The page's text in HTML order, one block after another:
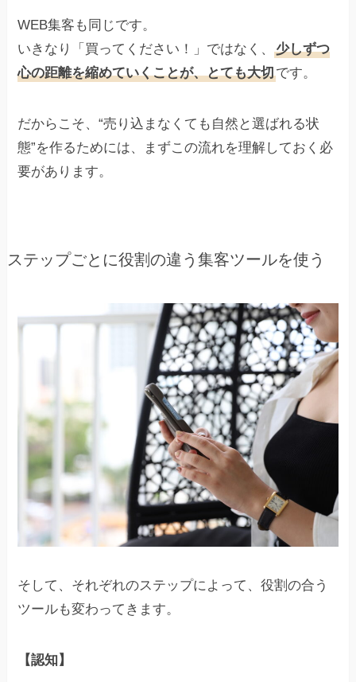
WEB集客も同じです。
いきなり「買ってください！」ではなく、少しずつ
心の距離を縮めていくことが、とても大切です。
だからこそ、“売り込まなくても自然と選ばれる状
態”を作るためには、まずこの流れを理解しておく必
要があります。
ステップごとに役割の違う集客ツールを使う
そして、それぞれのステップによって、役割の合う
ツールも変わってきます。
【認知】